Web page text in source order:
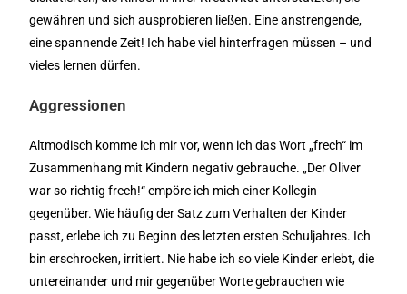
gewähren und sich ausprobieren ließen. Eine anstrengende,
eine spannende Zeit! Ich habe viel hinterfragen müssen – und
vieles lernen dürfen.
Aggressionen
Altmodisch komme ich mir vor, wenn ich das Wort „frech“ im
Zusammenhang mit Kindern negativ gebrauche. „Der Oliver
war so richtig frech!“ empöre ich mich einer Kollegin
gegenüber. Wie häufig der Satz zum Verhalten der Kinder
passt, erlebe ich zu Beginn des letzten ersten Schuljahres. Ich
bin erschrocken, irritiert. Nie habe ich so viele Kinder erlebt, die
untereinander und mir gegenüber Worte gebrauchen wie